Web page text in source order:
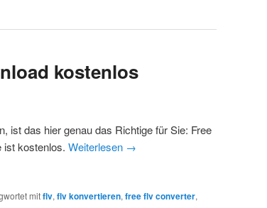
kostenlos
ist das hier genau das Richtige für Sie: Free
ist kostenlos. Weiterlesen →
mitflv, flv konvertieren, free flv converter,